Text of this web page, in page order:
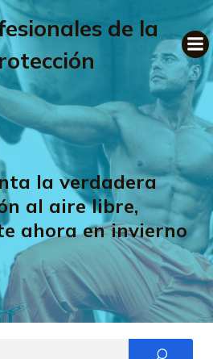
de la
la verdadera
al aire libre,
ahora en invierno